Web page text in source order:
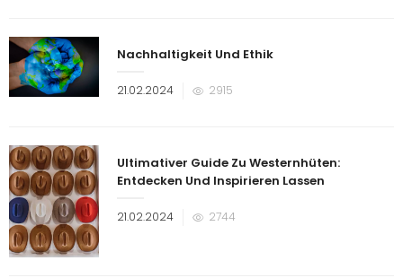
Nachhaltigkeit Und Ethik
Veröffentlicht
21.02.2024 2915
Ultimativer Guide Zu Westernhüten:
Entdecken Und Inspirieren Lassen
Veröffentlicht
21.02.2024 2744